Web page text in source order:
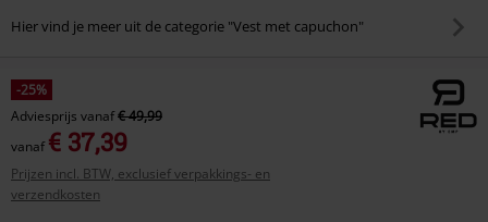
Hier vind je meer uit de categorie "Vest met capuchon"
-25%
Adviesprijs vanaf€ 49,99
vanaf€ 37,39
Prijzen incl. BTW, exclusief verpakkings- en
verzendkosten